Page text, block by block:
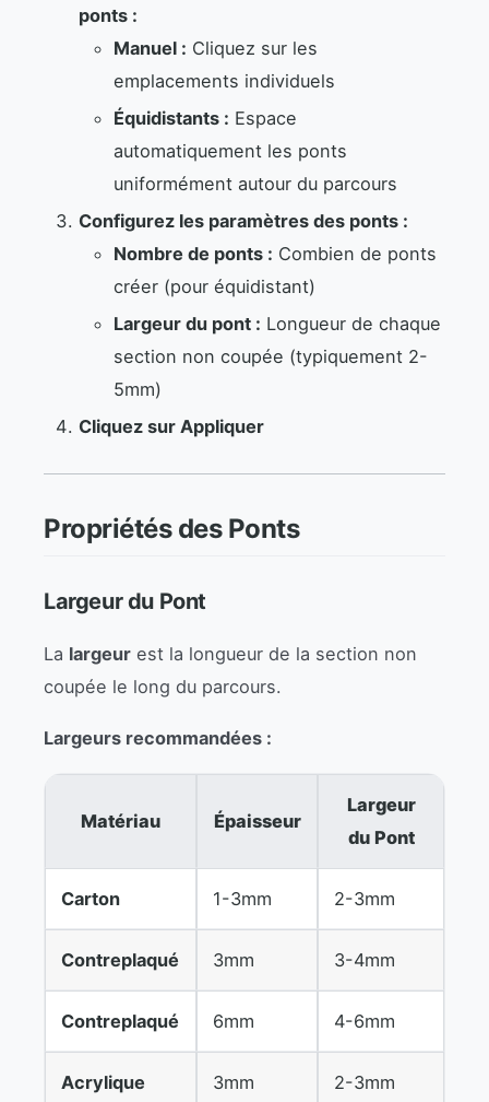
ponts :
Manuel : Cliquez sur les
emplacements individuels
Équidistants : Espace
automatiquement les ponts
uniformément autour du parcours
Configurez les paramètres des ponts :
Nombre de ponts : Combien de ponts
créer (pour équidistant)
Largeur du pont : Longueur de chaque
section non coupée (typiquement 2-
5mm)
Cliquez sur Appliquer
Propriétés des Ponts
Largeur du Pont
La largeur est la longueur de la section non
coupée le long du parcours.
Largeurs recommandées :
Matériau Épaisseur
Largeur
du Pont
Carton 1-3mm 2-3mm
Contreplaqué 3mm 3-4mm
Contreplaqué 6mm 4-6mm
Acrylique 3mm 2-3mm